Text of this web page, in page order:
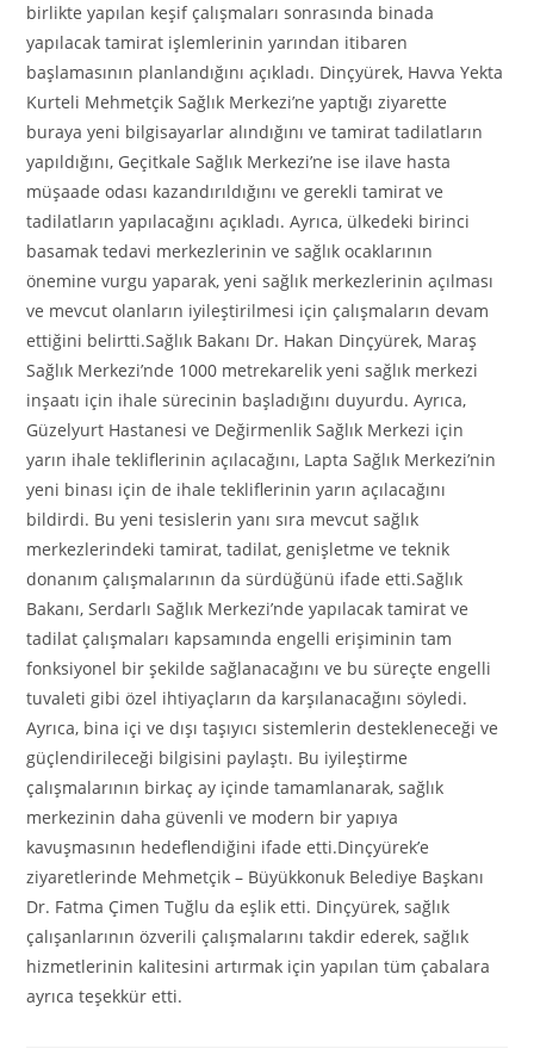
birlikte yapılan keşif çalışmaları sonrasında binada
yapılacak tamirat işlemlerinin yarından itibaren
başlamasının planlandığını açıkladı. Dinçyürek, Havva Yekta
Kurteli Mehmetçik Sağlık Merkezi’ne yaptığı ziyarette
buraya yeni bilgisayarlar alındığını ve tamirat tadilatların
yapıldığını, Geçitkale Sağlık Merkezi’ne ise ilave hasta
müşaade odası kazandırıldığını ve gerekli tamirat ve
tadilatların yapılacağını açıkladı. Ayrıca, ülkedeki birinci
basamak tedavi merkezlerinin ve sağlık ocaklarının
önemine vurgu yaparak, yeni sağlık merkezlerinin açılması
ve mevcut olanların iyileştirilmesi için çalışmaların devam
ettiğini belirtti.Sağlık Bakanı Dr. Hakan Dinçyürek, Maraş
Sağlık Merkezi’nde 1000 metrekarelik yeni sağlık merkezi
inşaatı için ihale sürecinin başladığını duyurdu. Ayrıca,
Güzelyurt Hastanesi ve Değirmenlik Sağlık Merkezi için
yarın ihale tekliflerinin açılacağını, Lapta Sağlık Merkezi’nin
yeni binası için de ihale tekliflerinin yarın açılacağını
bildirdi. Bu yeni tesislerin yanı sıra mevcut sağlık
merkezlerindeki tamirat, tadilat, genişletme ve teknik
donanım çalışmalarının da sürdüğünü ifade etti.Sağlık
Bakanı, Serdarlı Sağlık Merkezi’nde yapılacak tamirat ve
tadilat çalışmaları kapsamında engelli erişiminin tam
fonksiyonel bir şekilde sağlanacağını ve bu süreçte engelli
tuvaleti gibi özel ihtiyaçların da karşılanacağını söyledi.
Ayrıca, bina içi ve dışı taşıyıcı sistemlerin destekleneceği ve
güçlendirileceği bilgisini paylaştı. Bu iyileştirme
çalışmalarının birkaç ay içinde tamamlanarak, sağlık
merkezinin daha güvenli ve modern bir yapıya
kavuşmasının hedeflendiğini ifade etti.Dinçyürek’e
ziyaretlerinde Mehmetçik – Büyükkonuk Belediye Başkanı
Dr. Fatma Çimen Tuğlu da eşlik etti. Dinçyürek, sağlık
çalışanlarının özverili çalışmalarını takdir ederek, sağlık
hizmetlerinin kalitesini artırmak için yapılan tüm çabalara
ayrıca teşekkür etti.